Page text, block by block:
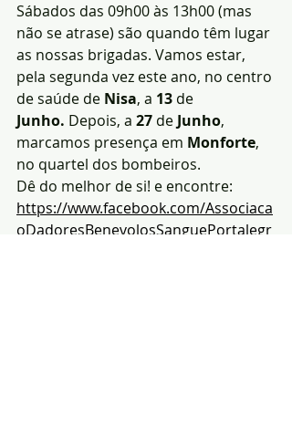
Sábados das 09h00 às 13h00 (mas
não se atrase) são quando têm lugar
as nossas brigadas. Vamos estar,
pela segunda vez este ano, no centro
de saúde de Nisa, a 13 de
Junho. Depois, a 27 de Junho,
marcamos presença em Monforte,
no quartel dos bombeiros.
Dê do melhor de si! e encontre:
https://www.facebook.com/Associaca
oDadoresBenevolosSanguePortalegr